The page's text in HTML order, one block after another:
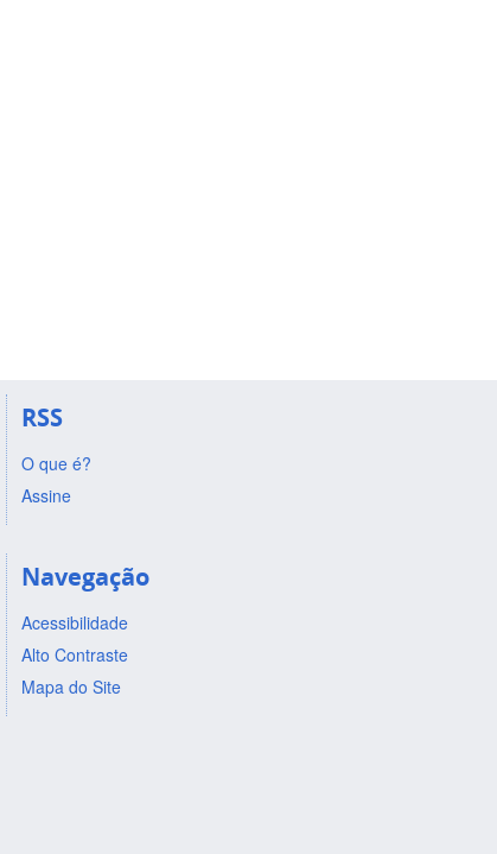
RSS
O que é?
Assine
Navegação
Acessibilidade
Alto Contraste
Mapa do Site